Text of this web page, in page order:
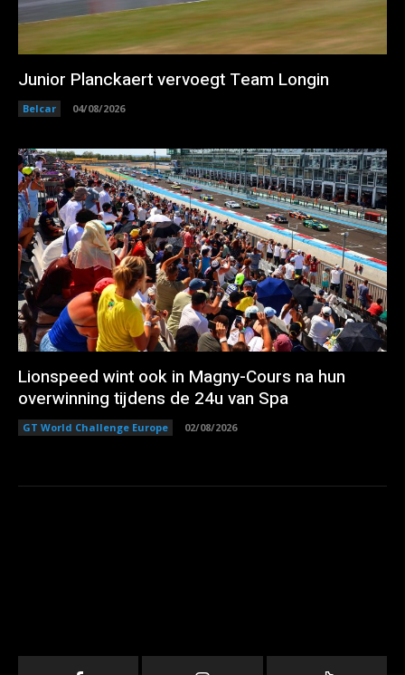
Junior Planckaert vervoegt Team Longin
Belcar 04/08/2026
Lionspeed wint ook in Magny-Cours na hun
overwinning tijdens de 24u van Spa
GT World Challenge Europe 02/08/2026